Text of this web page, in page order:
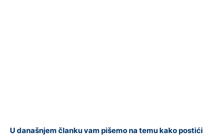
U današnjem članku vam pišemo na temu kako postići